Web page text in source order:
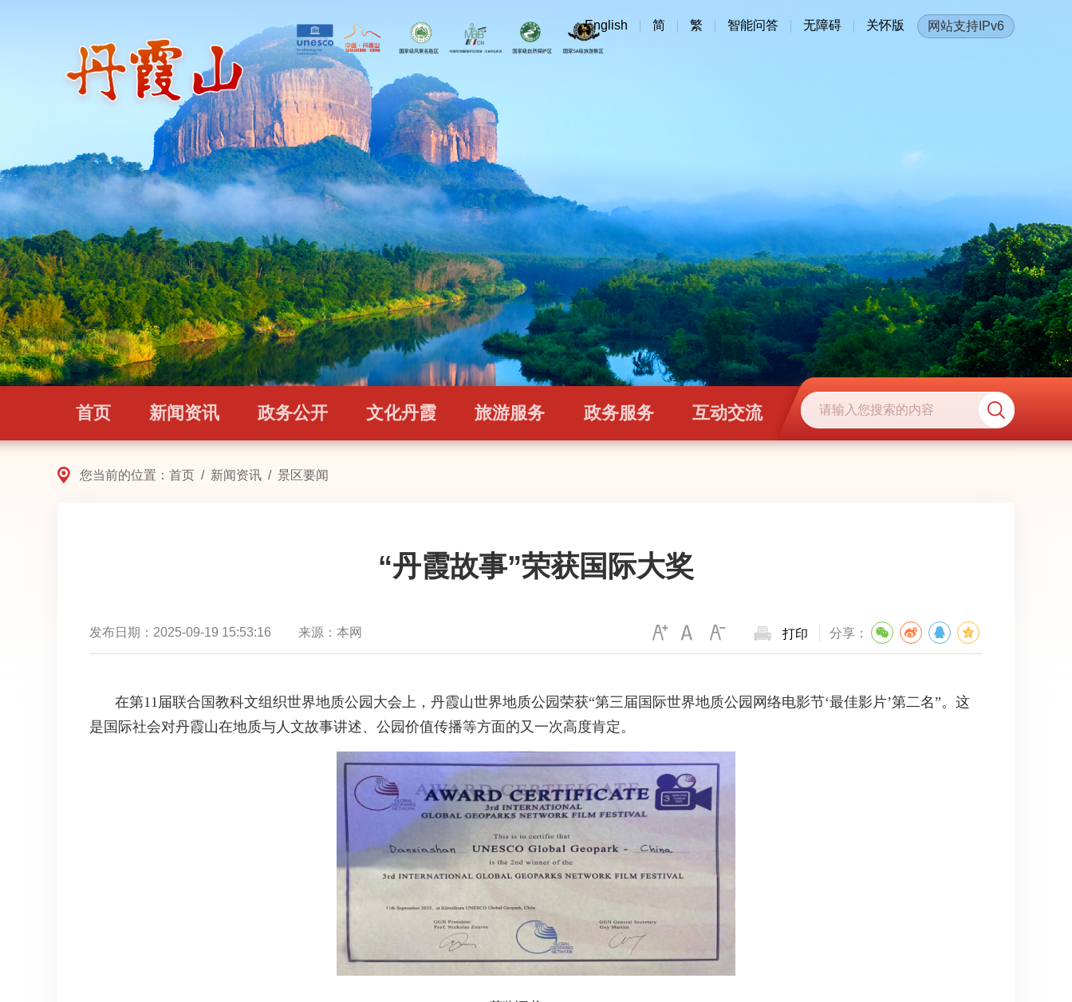
English 简 繁 智能问答 无障碍 关怀版 网站支持IPv6
首页 新闻资讯 政务公开 文化丹霞 旅游服务 政务服务 互动交流
您当前的位置： 首页 / 新闻资讯 / 景区要闻
“丹霞故事”荣获国际大奖
发布日期： 2025-09-19 15:53:16 来源： 本网 打印 分享：
在第11届联合国教科文组织世界地质公园大会上，丹霞山世界地质公园荣获“第三届国际世界地质公园网络电影节‘最佳影片’第二名”。这
是国际社会对丹霞山在地质与人文故事讲述、公园价值传播等方面的又一次高度肯定。